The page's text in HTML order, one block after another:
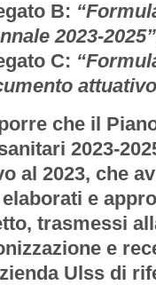
B:
2023-
C:
che il
2023-
al 2023, che
e
trasmessi
e
Ulss di